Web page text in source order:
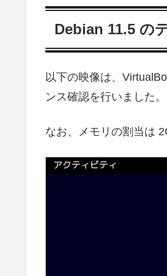
Debian 11.5 の
以下の映像は、
ンス確認を行いました。
なお、メモリの割当は
動